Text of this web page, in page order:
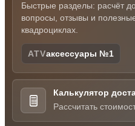
Быстрые разделы: расчёт
вопросы, отзывы и
квадроциклах.
ATVаксессуары №1
Калькулятор
Рассчитать